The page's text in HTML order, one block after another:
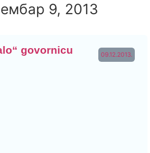
9, 2013
09.12.2013.
govornicu